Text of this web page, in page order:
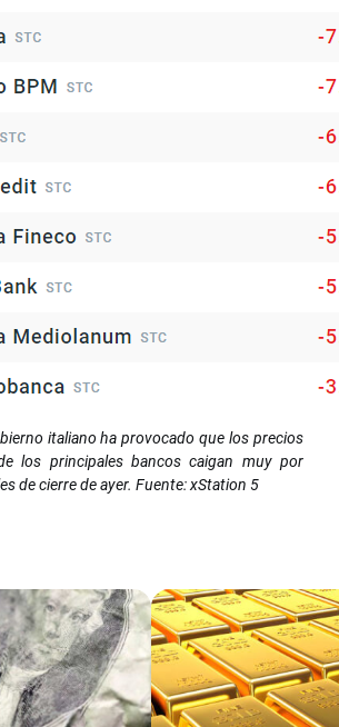
italiano ha provocado que los precios
los principales bancos caigan muy por
de cierre de ayer. Fuente: xStation 5